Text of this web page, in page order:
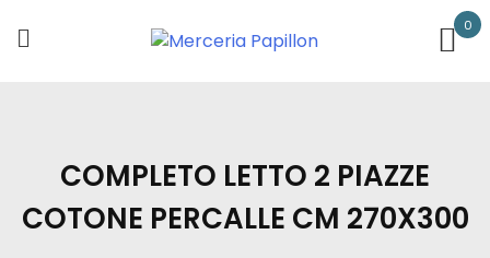
0
COMPLETO LETTO 2 PIAZZE
COTONE PERCALLE CM 270X300